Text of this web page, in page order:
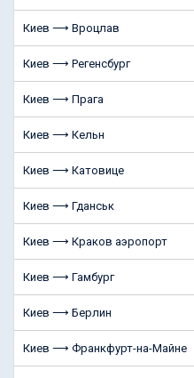
Киев ⟶ Вроцлав
Киев ⟶ Регенсбург
Киев ⟶ Прага
Киев ⟶ Кельн
Киев ⟶ Катовице
Киев ⟶ Гданськ
Киев ⟶ Краков аэропорт
Киев ⟶ Гамбург
Киев ⟶ Берлин
Киев ⟶ Франкфурт-на-Майне